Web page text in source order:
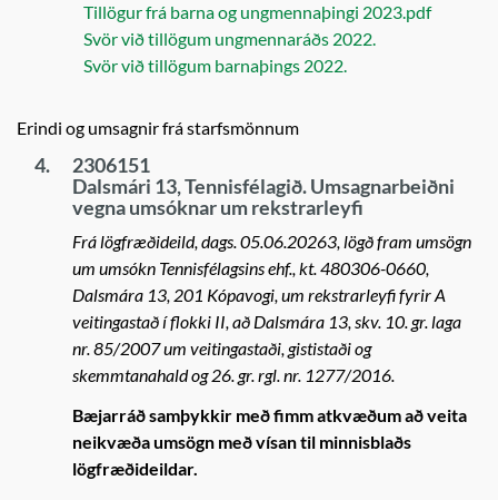
Tillögur frá barna og ungmennaþingi 2023.pdf
Svör við tillögum ungmennaráðs 2022.
Svör við tillögum barnaþings 2022.
Erindi og umsagnir frá starfsmönnum
4.
2306151
Dalsmári 13, Tennisfélagið. Umsagnarbeiðni
vegna umsóknar um rekstrarleyfi
Frá lögfræðideild, dags. 05.06.20263, lögð fram umsögn
um umsókn Tennisfélagsins ehf., kt. 480306-0660,
Dalsmára 13, 201 Kópavogi, um rekstrarleyfi fyrir A
veitingastað í flokki II, að Dalsmára 13, skv. 10. gr. laga
nr. 85/2007 um veitingastaði, gististaði og
skemmtanahald og 26. gr. rgl. nr. 1277/2016.
Bæjarráð samþykkir með fimm atkvæðum að veita
neikvæða umsögn með vísan til minnisblaðs
lögfræðideildar.